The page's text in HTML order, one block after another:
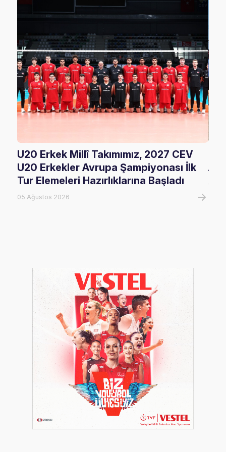
U20 Erkek Millî Takımımız, 2027 CEV
U20 Erkekler Avrupa Şampiyonası İlk
Tur Elemeleri Hazırlıklarına Başladı
05 Ağustos 2026